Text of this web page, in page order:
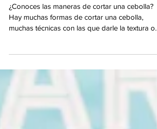
¿Cómo cortar la cebolla?
¿Conoces las maneras de cortar una cebolla?
Hay muchas formas de cortar una cebolla,